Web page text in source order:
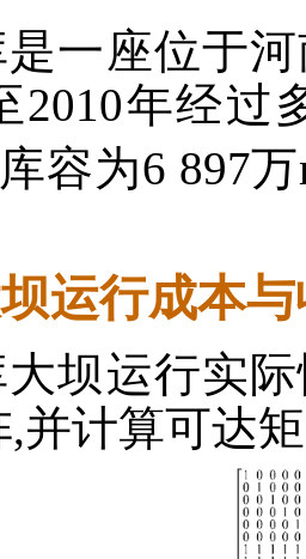
一座位于
2010年经
容为6 897
运行成本
坝运行实
并计算可达